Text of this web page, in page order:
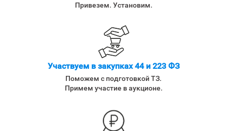
Привезем. Установим.
Участвуем в закупках 44 и 223 ФЗ
Поможем с подготовкой ТЗ.
Примем участие в аукционе.